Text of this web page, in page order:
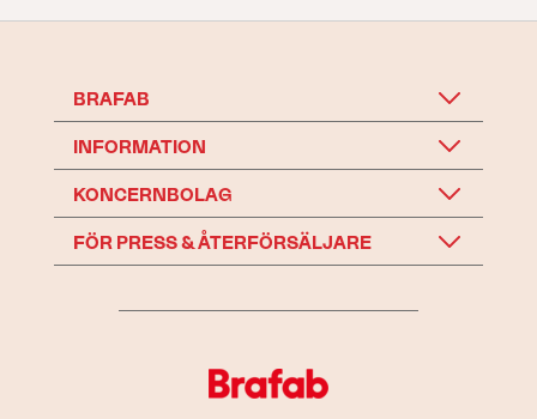
BRAFAB
INFORMATION
KONCERNBOLAG
FÖR PRESS & ÅTERFÖRSÄLJARE